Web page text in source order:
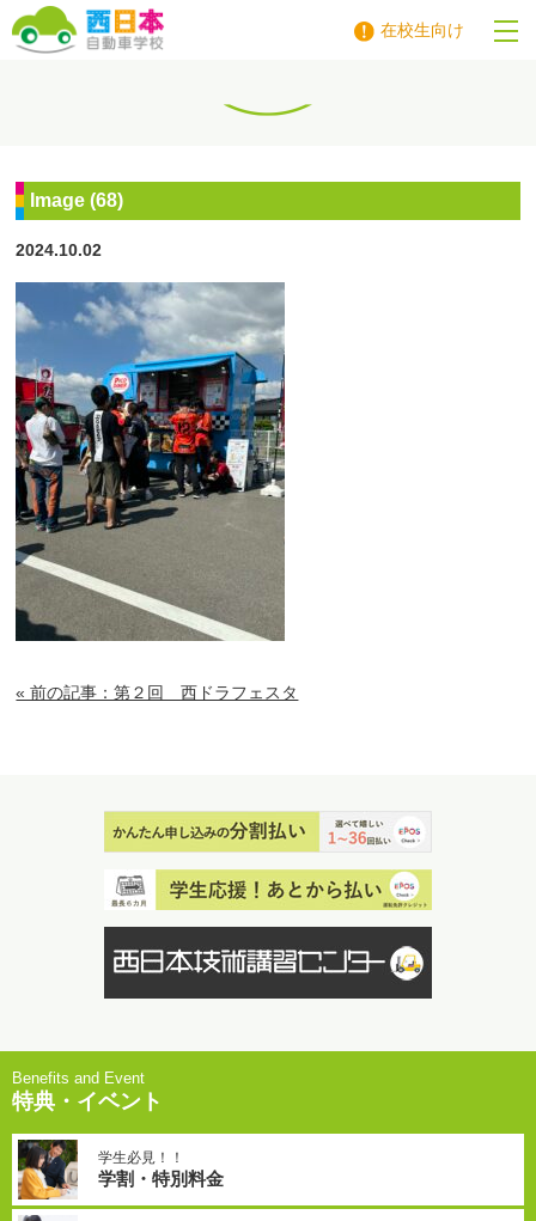
在校生向け
Image (68)
2024.10.02
« 前の記事：第２回 西ドラフェスタ
特典・イベント
学生必見！！
学割・特別料金